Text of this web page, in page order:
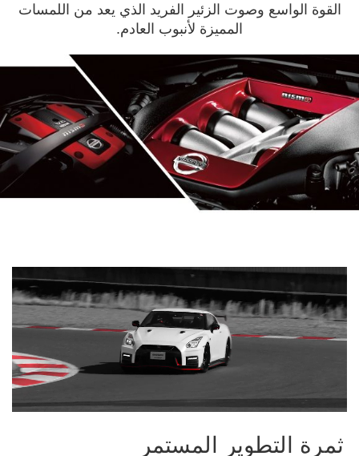
القوة الواسع وصوت الزئير الفريد الذي يعد من اللمسات
المميزة لأنبوب العادم.
ثمرة التطوير المستمر